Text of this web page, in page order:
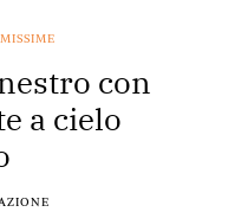
con
a cielo